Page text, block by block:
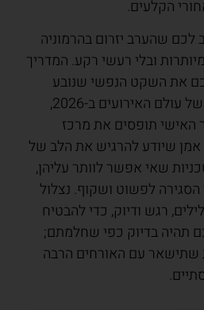
הקלעים.
לכם שהערב יזרום בהרמוניה
ובלי רעשי רקע. המדריך
את השקט הנפשי שנובע
מתכנון מושכל ומהבנה של עולם האירועים ב-2026,
האישי תופסים את מרכז
שיודע להרגיש את הלב של
שאי אפשר לוותר עליהן,
לפשוט ושקוף. נצלול
רגש ודיוק, כדי להבטיח
תהיה בדיוק כפי שחלמתם;
שתישאר עם האורחים הרבה